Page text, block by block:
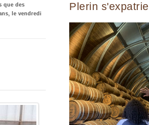
Plerin s'expatrie
que des
le vendredi